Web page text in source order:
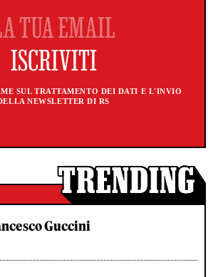
SUL TRATTAMENTO DEI DATI E L'INVIO
NEWSLETTER DI RS
Guccini